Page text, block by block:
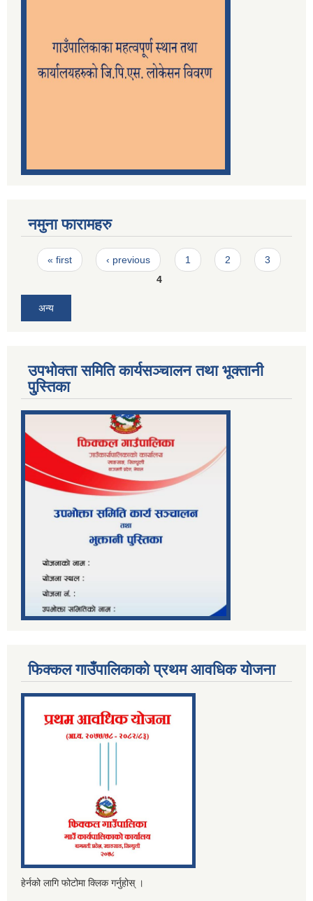
नमुना फारामहरु
Pages
« first ‹ previous 1 2
3
4
अन्य
उपभोक्ता समिति कार्यसञ्चालन तथा भूक्तानी
पु्स्तिका
फिक्कल गाउँपालिकाको प्रथम आवधिक योजना
हेर्नको लागि फोटोमा क्लिक गर्नुहोस् ।